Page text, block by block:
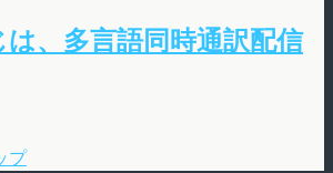
、多言語同時通訳配信
プ